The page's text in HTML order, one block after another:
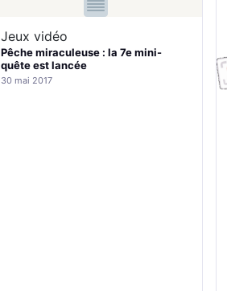
Jeux vidéo
Pêche miraculeuse : la 7e mini-
quête est lancée
30 mai 2017